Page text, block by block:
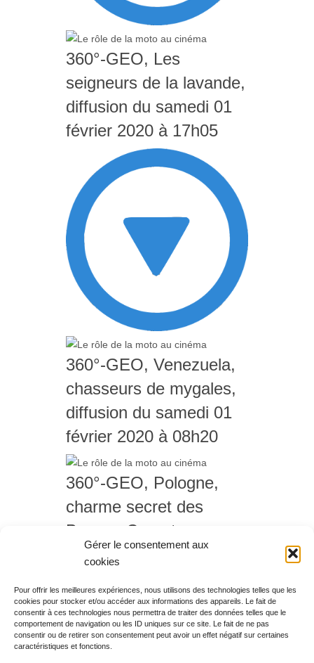
Gérer le consentement aux
cookies
Pour offrir les meilleures expériences, nous utilisons des technologies telles que les
cookies pour stocker et/ou accéder aux informations des appareils. Le fait de
consentir à ces technologies nous permettra de traiter des données telles que le
comportement de navigation ou les ID uniques sur ce site. Le fait de ne pas
consentir ou de retirer son consentement peut avoir un effet négatif sur certaines
caractéristiques et fonctions.
360°-GEO, Les
seigneurs de la lavande,
diffusion du samedi 01
février 2020 à 17h05
360°-GEO, Venezuela,
chasseurs de mygales,
diffusion du samedi 01
février 2020 à 08h20
360°-GEO, Pologne,
charme secret des
Basses-Carpates,
diffusion du samedi 01
Rechercher votre
programme